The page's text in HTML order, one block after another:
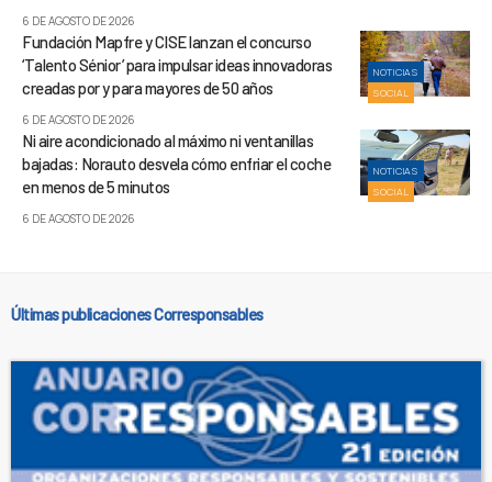
6 DE AGOSTO DE 2026
NOTICIAS
SOCIAL
Fundación Mapfre y CISE lanzan el concurso
‘Talento Sénior’ para impulsar ideas innovadoras
creadas por y para mayores de 50 años
6 DE AGOSTO DE 2026
NOTICIAS
SOCIAL
Ni aire acondicionado al máximo ni ventanillas
bajadas: Norauto desvela cómo enfriar el coche
en menos de 5 minutos
6 DE AGOSTO DE 2026
Últimas publicaciones Corresponsables